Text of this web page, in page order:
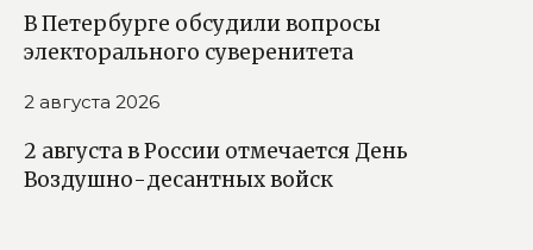
В Петербурге обсудили вопросы
электорального суверенитета
2 августа 2026
2 августа в России отмечается День
Воздушно-десантных войск